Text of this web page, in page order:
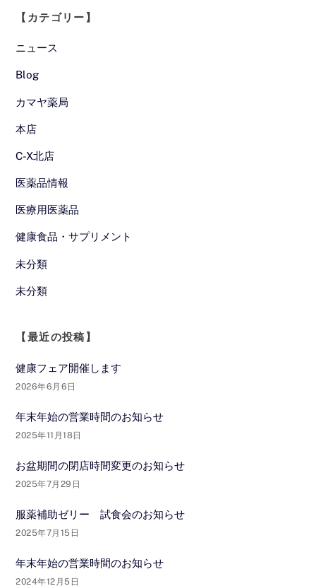
【カテゴリー】
ニュース
Blog
カマヤ薬局
本店
C-X北店
医薬品情報
医療用医薬品
健康食品・サプリメント
未分類
未分類
【最近の投稿】
健康フェア開催します
2026年6月6日
年末年始の営業時間のお知らせ
2025年11月18日
お盆期間の閉店時間変更のお知らせ
2025年7月29日
服薬補助ゼリー 試食会のお知らせ
2025年7月15日
年末年始の営業時間のお知らせ
2024年12月5日